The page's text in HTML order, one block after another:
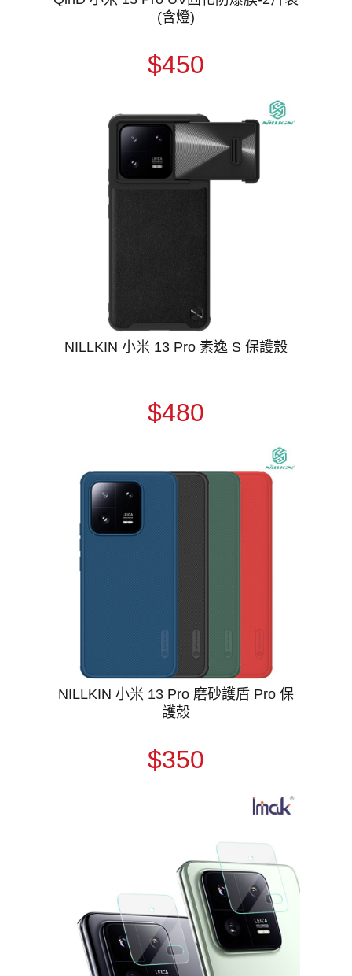
(含燈)
$450
NILLKIN 小米 13 Pro 素逸 S 保護殼
$480
NILLKIN 小米 13 Pro 磨砂護盾 Pro 保
護殼
$350